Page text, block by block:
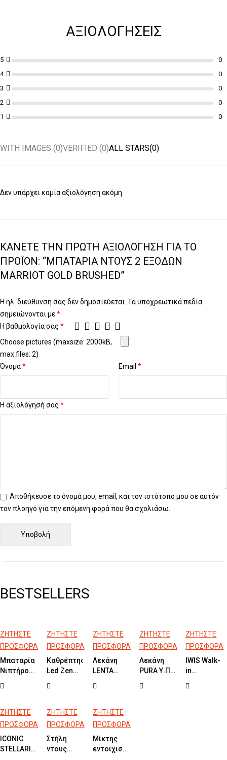
ΑΞΙΟΛΟΓΉΣΕΙΣ
5
4
3
2
1
WITH IMAGES (0)VERIFIED (0)ALL STARS(0)
Δεν υπάρχει καμία αξιολόγηση ακόμη.
ΚΆΝΕΤΕ ΤΗΝ ΠΡΏΤΗ ΑΞΙΟΛΌΓΗΣΗ ΓΙΑ ΤΟ
ΠΡΟΪΌΝ: “ΜΠΑΤΑΡΊΑ ΝΤΟΥΣ 2 ΕΞΌΔΩΝ
MARRIOT GOLD BRUSHED”
Η ηλ. διεύθυνση σας δεν δημοσιεύεται. Τα υποχρεωτικά πεδία
σημειώνονται με*
Η βαθμολογία σας *
Η αξιολόγησή σας *
Choose pictures (maxsize: 2000kB,
max files: 2)
Όνομα* Email *
Αποθήκευσε το όνομά μου, email, και τον ιστότοπο μου σε αυτόν
τον πλοηγό για την επόμενη φορά που θα σχολιάσω.
BESTSELLERS
ΖΗΤΗΣΤΕ
ΠΡΟΣΦΟΡΑ
Μπαταρία
Νιπτήρος
CASSIO
ΖΗΤΗΣΤΕ
ΠΡΟΣΦΟΡΑ
Καθρέπτης
Led Zen
50x110cm
ΖΗΤΗΣΤΕ
ΠΡΟΣΦΟΡΑ
Λεκάνη
LENTA
ΖΗΤΗΣΤΕ
ΠΡΟΣΦΟΡΑ
Λεκάνη
PURA Υ.Π.
Back to
ΖΗΤΗΣΤΕ
ΠΡΟΣΦΟΡΑ
IWIS Walk-
in
120 έως
ΖΗΤΗΣΤΕ
ΠΡΟΣΦΟΡΑ
ICONIC
STELLARIS
ΖΗΤΗΣΤΕ
ΠΡΟΣΦΟΡΑ
Στήλη
ντους
ΖΗΤΗΣΤΕ
ΠΡΟΣΦΟΡΑ
Μίκτης
εντοιχισμού